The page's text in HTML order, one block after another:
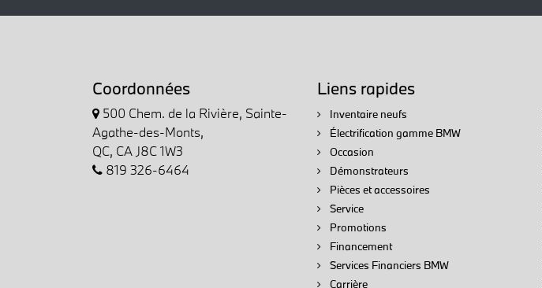
Coordonnées
500 Chem. de la Rivière, Sainte-
Agathe-des-Monts,
QC, CA J8C 1W3
819 326-6464
Liens rapides
Inventaire neufs
Électrification gamme BMW
Occasion
Démonstrateurs
Pièces et accessoires
Service
Promotions
Financement
Services Financiers BMW
Carrière